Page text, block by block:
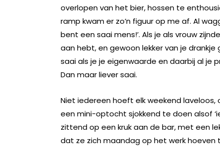
overlopen van het bier, hossen te
ramp kwam er zo’n figuur op me af. Al
bent een saai mens!’. Als je als vrouw
aan hebt, en gewoon lekker van je drankje
saai als je je eigenwaarde en daarbij al je
Dan maar liever saai.
Niet iedereen hoeft elk weekend laveloos,
een mini-optocht sjokkend te doen alsof
zittend op een kruk aan de bar, met een
dat ze zich maandag op het werk hoeven